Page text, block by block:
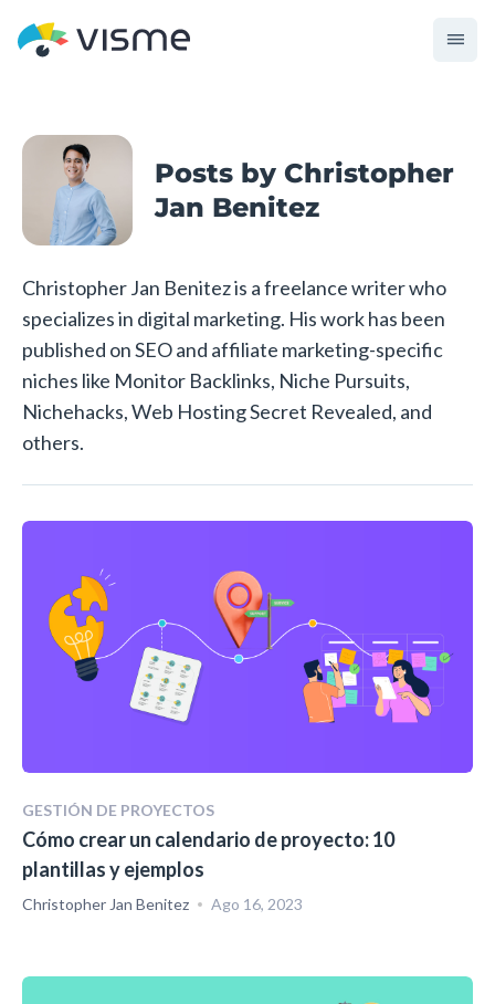
Posts by Christopher
Jan Benitez
Christopher Jan Benitez is a freelance writer who
specializes in digital marketing. His work has been
published on SEO and affiliate marketing-specific
niches like Monitor Backlinks, Niche Pursuits,
Nichehacks, Web Hosting Secret Revealed, and
others.
GESTIÓN DE PROYECTOS
Cómo crear un calendario de proyecto: 10
plantillas y ejemplos
Christopher Jan Benitez Ago 16, 2023